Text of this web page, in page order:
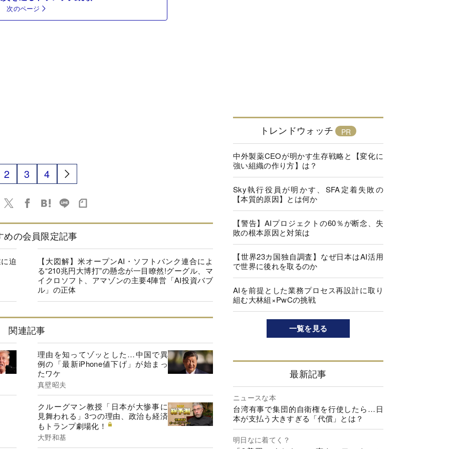
次のページ
2 3 4
めの会員限定記事
迫
【大図解】米オープンAI・ソフトバンク連合によ
る“210兆円大博打”の懸念が一目瞭然!グーグル、マ
イクロソフト、アマゾンの主要4陣営「AI投資バブ
ル」の正体
関連記事
理由を知ってゾッとした…中国で異
例の「最新iPhone値下げ」が始まっ
たワケ
真壁昭夫
クルーグマン教授「日本が大惨事に
見舞われる」3つの理由、政治も経済
もトランプ劇場化！
大野和基
トレンドウォッチ
中外製薬CEOが明かす生存戦略と【変化に
強い組織の作り方】は？
Sky執行役員が明かす、SFA定着失敗の
【本質的原因】とは何か
【警告】AIプロジェクトの60％が断念、失
敗の根本原因と対策は
【世界23カ国独自調査】なぜ日本はAI活用
で世界に後れを取るのか
AIを前提とした業務プロセス再設計に取り
組む大林組×PwCの挑戦
一覧を見る
最新記事
ニュースな本
台湾有事で集団的自衛権を行使したら…日
本が支払う大きすぎる「代償」とは？
明日なに着てく？